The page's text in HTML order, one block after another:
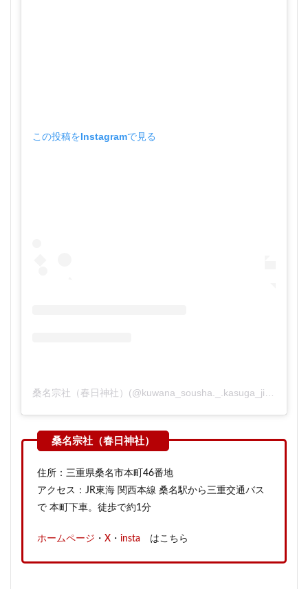
この投稿をInstagramで見る
住所：三重県桑名市本町46番地
アクセス：JR東海 関西本線 桑名駅から三重交通バス
で 本町下車。徒歩で約1分
ホームページ ・ X ・ insta はこちら